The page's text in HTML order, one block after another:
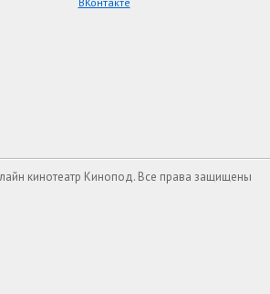
кинотеатр Кинопод. Все права защищены